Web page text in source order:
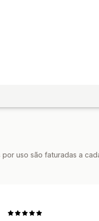
uso são faturadas a